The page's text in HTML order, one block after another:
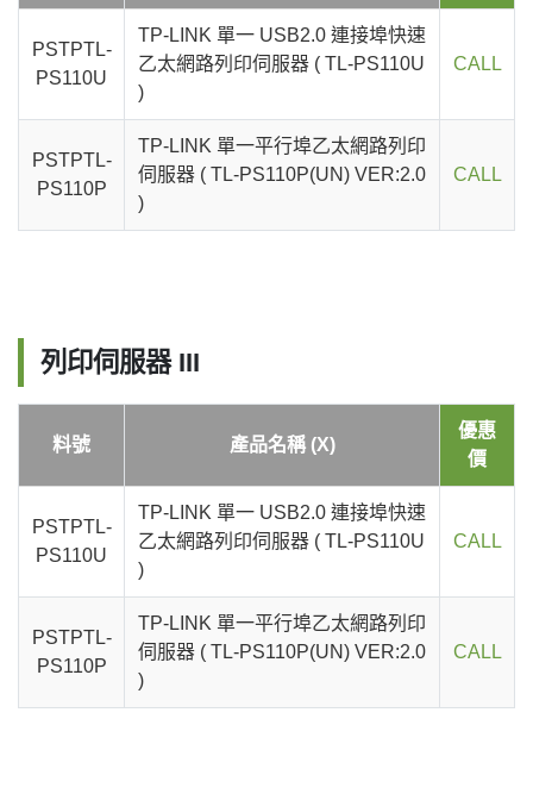
PSTPTL-
PS110U
TP-LINK 單一 USB2.0 連接埠快速
乙太網路列印伺服器 ( TL-PS110U
)
CALL
PSTPTL-
PS110P
TP-LINK 單一平行埠乙太網路列印
伺服器 ( TL-PS110P(UN) VER:2.0
)
CALL
列印伺服器 III
料號 產品名稱 (X)
優惠
價
PSTPTL-
PS110U
TP-LINK 單一 USB2.0 連接埠快速
乙太網路列印伺服器 ( TL-PS110U
)
CALL
PSTPTL-
PS110P
TP-LINK 單一平行埠乙太網路列印
伺服器 ( TL-PS110P(UN) VER:2.0
)
CALL